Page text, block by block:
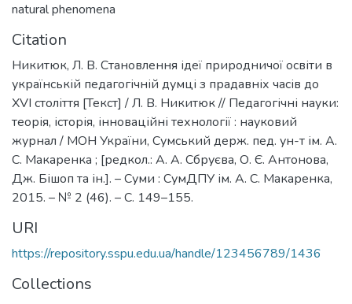
natural phenomena
Citation
Никитюк, Л. В. Становлення ідеї природничої освіти в
українській педагогічній думці з прадавніх часів до
XVI століття [Текст] / Л. В. Никитюк // Педагогічні науки:
теорія, історія, інноваційні технології : науковий
журнал / МОН України, Сумський держ. пед. ун-т ім. А.
С. Макаренка ; [редкол.: А. А. Сбруєва, О. Є. Антонова,
Дж. Бішоп та ін.]. – Суми : СумДПУ ім. А. С. Макаренка,
2015. – № 2 (46). – С. 149–155.
URI
https://repository.sspu.edu.ua/handle/123456789/1436
Collections